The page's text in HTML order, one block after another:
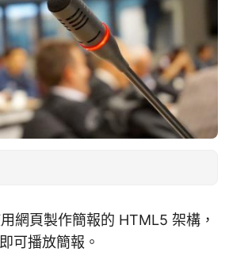
網頁製作簡報的 HTML5 架構，
可播放簡報。